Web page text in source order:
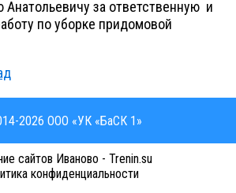
за ответственную и
по уборке придомовой
2026 ООО «УК «БаСК 1»
сайтов Иваново - Trenin.su
конфиденциальности